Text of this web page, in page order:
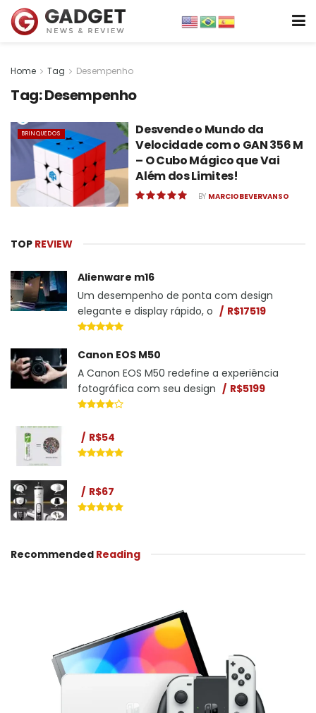
Home Tag Desempenho
Tag:Desempenho
BRINQUEDOS
Desvende o Mundo da
Velocidade com o GAN 356 M
– O Cubo Mágico que Vai
Além dos Limites!
BY MARCIOBEVERVANSO
TOP REVIEW
Alienware m16
Um desempenho de ponta com design
elegante e display rápido, o
R$17519
Canon EOS M50
A Canon EOS M50 redefine a experiência
fotográfica com seu design
R$5199
R$54
R$67
Recommended Reading